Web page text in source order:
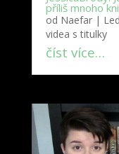
příliš mnoho
od Naefar|
videa s titulky
číst více…